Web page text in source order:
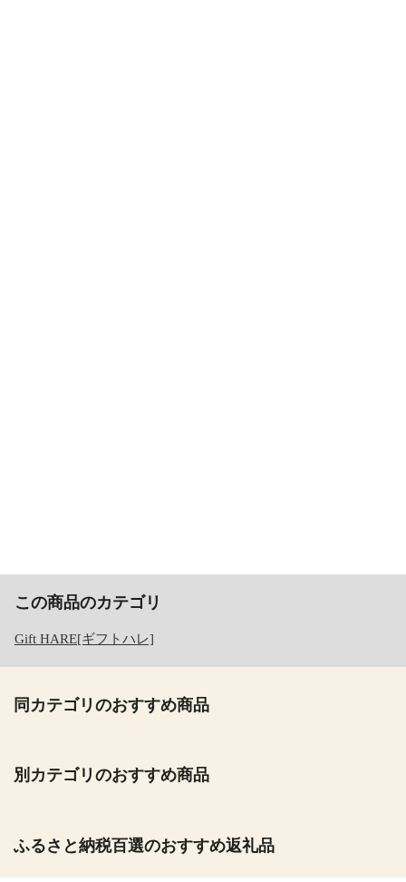
この商品のカテゴリ
Gift HARE[ギフトハレ]
同カテゴリのおすすめ商品
別カテゴリのおすすめ商品
ふるさと納税百選のおすすめ返礼品